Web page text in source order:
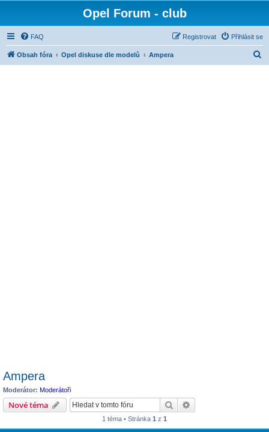
Opel Forum - club
FAQ Přihlásit se
Registrovat
Obsah fóra Opel diskuse dle modelů Ampera
Ampera
Moderátor: Moderátoři
Nové téma Hledat
1 téma • Stránka 1 z 1